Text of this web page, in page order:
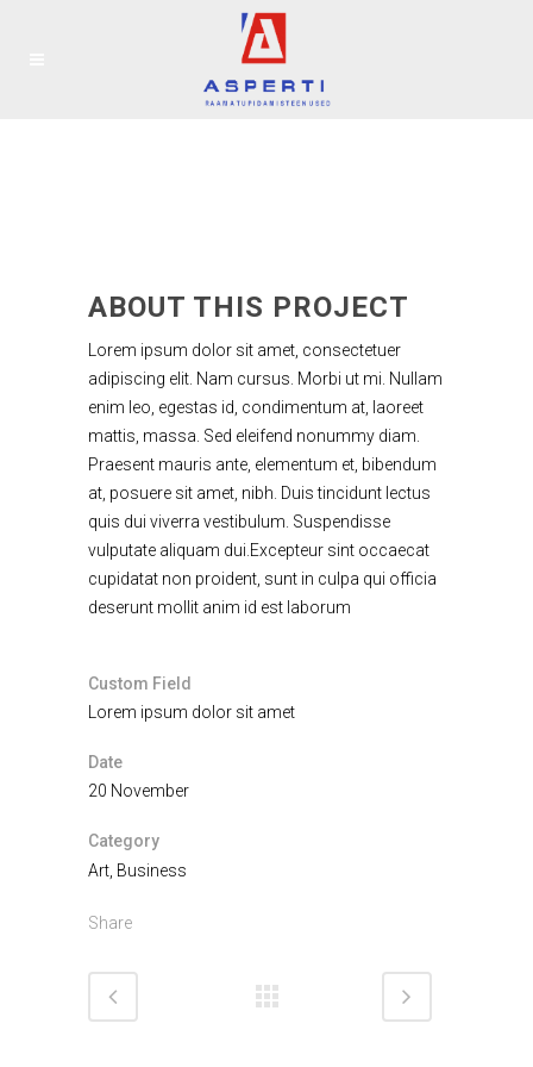
ABOUT THIS PROJECT
Lorem ipsum dolor sit amet, consectetuer
adipiscing elit. Nam cursus. Morbi ut mi. Nullam
enim leo, egestas id, condimentum at, laoreet
mattis, massa. Sed eleifend nonummy diam.
Praesent mauris ante, elementum et, bibendum
at, posuere sit amet, nibh. Duis tincidunt lectus
quis dui viverra vestibulum. Suspendisse
vulputate aliquam dui.Excepteur sint occaecat
cupidatat non proident, sunt in culpa qui officia
deserunt mollit anim id est laborum
Custom Field
Lorem ipsum dolor sit amet
Date
20 November
Category
Art, Business
Share